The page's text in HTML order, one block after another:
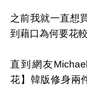
之前我就一直想
到藉口為何要花
直到網友
花】韓版修身兩